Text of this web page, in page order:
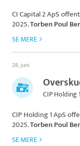
CI Capital 2 ApS
2025.Torben Poul
SE MERE
28. juni
CIP Holding
CIP Holding 1 ApS
2025.Torben Poul
SE MERE